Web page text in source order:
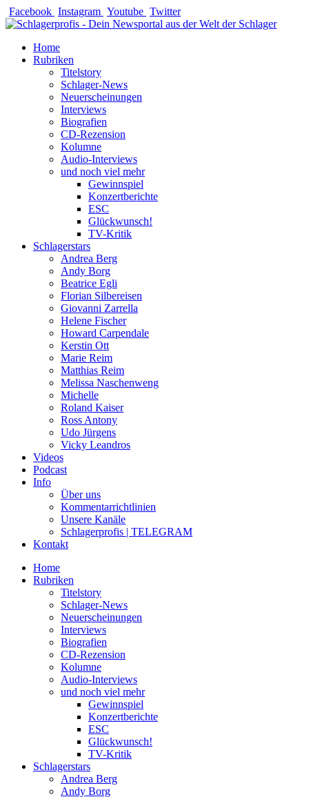
Zum
Inhalt
Facebook Instagram Youtube Twitter
Home
Rubriken
Titelstory
Schlager-News
Neuerscheinungen
Interviews
Biografien
CD-Rezension
Kolumne
Audio-Interviews
und noch viel mehr
Gewinnspiel
Konzertberichte
ESC
Glückwunsch!
TV-Kritik
Schlagerstars
Andrea Berg
Andy Borg
Beatrice Egli
Florian Silbereisen
Giovanni Zarrella
Helene Fischer
Howard Carpendale
Kerstin Ott
Marie Reim
Matthias Reim
Melissa Naschenweng
Michelle
Roland Kaiser
Ross Antony
Udo Jürgens
Vicky Leandros
Videos
Podcast
Info
Über uns
Kommentarrichtlinien
Unsere Kanäle
Schlagerprofis | TELEGRAM
Kontakt
Home
Rubriken
Titelstory
Schlager-News
Neuerscheinungen
Interviews
Biografien
CD-Rezension
Kolumne
Audio-Interviews
und noch viel mehr
Gewinnspiel
Konzertberichte
ESC
Glückwunsch!
TV-Kritik
Schlagerstars
Andrea Berg
Andy Borg